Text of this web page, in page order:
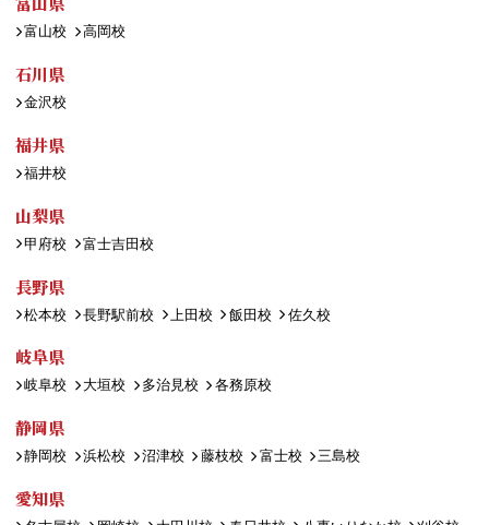
富山校 高岡校
石川県
金沢校
福井県
福井校
山梨県
甲府校 富士吉田校
長野県
松本校 長野駅前校 上田校 飯田校 佐久校
岐阜県
岐阜校 大垣校 多治見校 各務原校
静岡県
静岡校 浜松校 沼津校 藤枝校 富士校 三島校
愛知県